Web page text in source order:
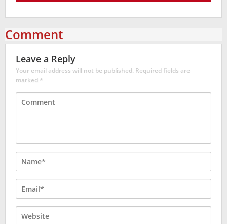
Comment
Leave a Reply
Your email address will not be published. Required fields are
marked*